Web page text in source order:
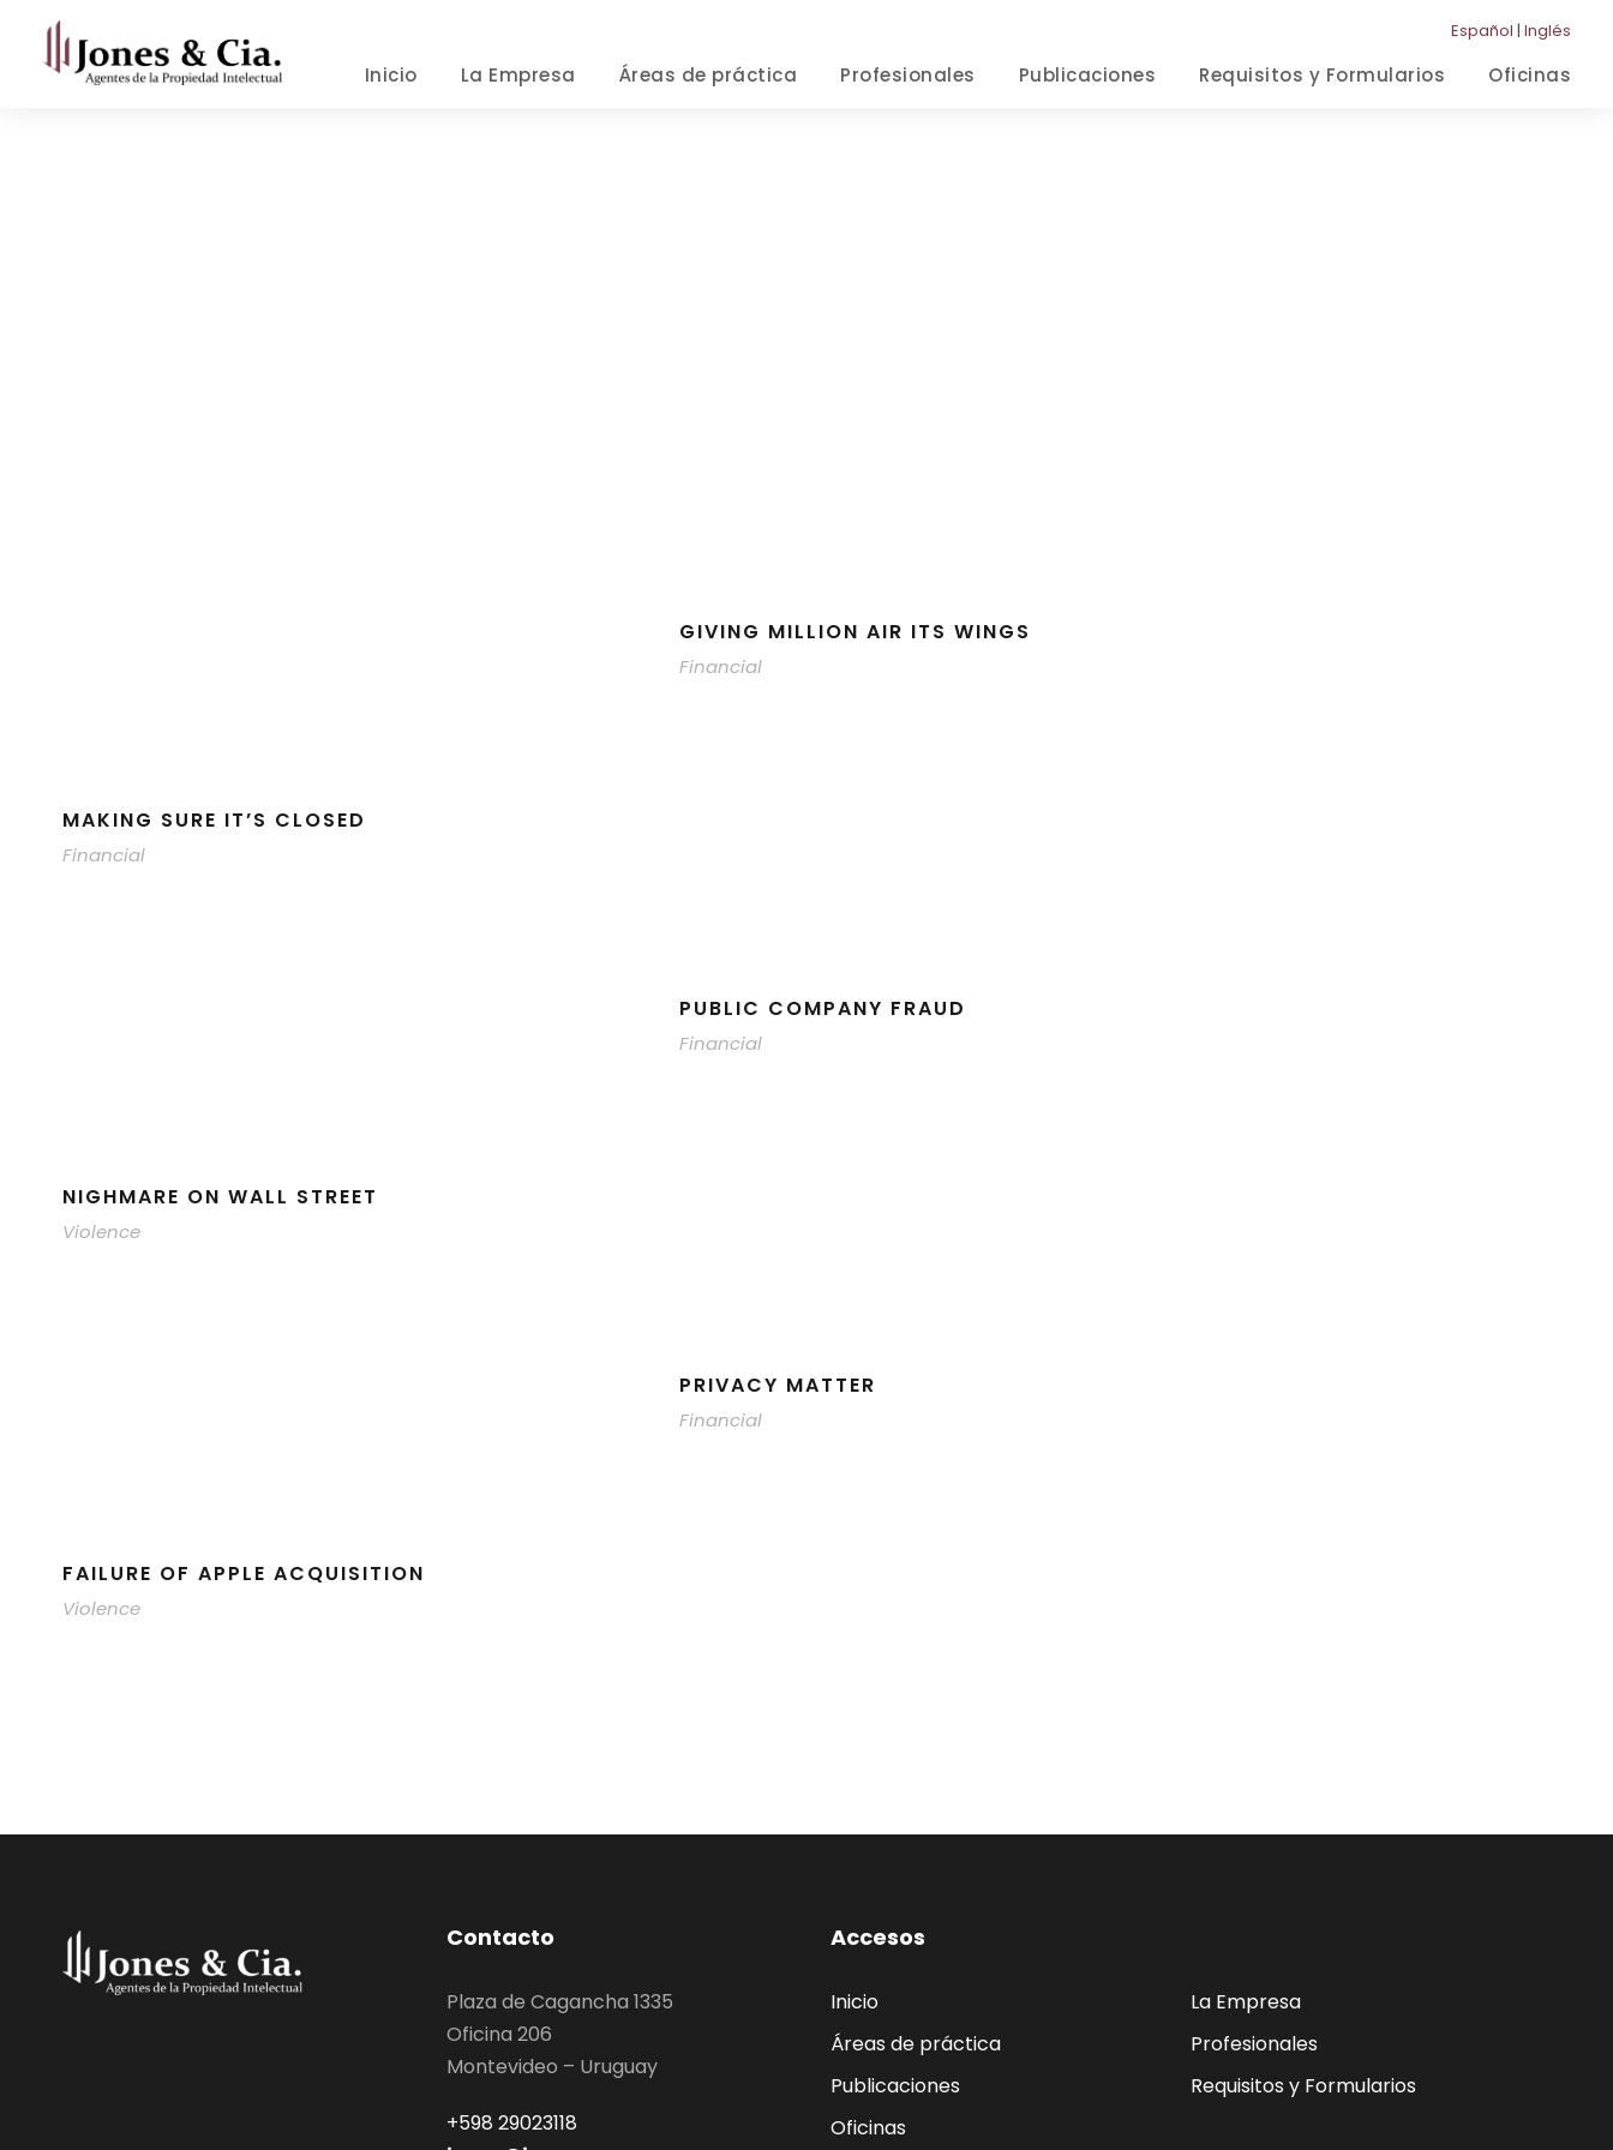
Inicio La Empresa Áreas de práctica Profesionales Publicaciones Requisitos y Formularios Oficinas
Español | Inglés
GIVING MILLION AIR ITS WINGS
Financial
MAKING SURE IT’S CLOSED
Financial
PUBLIC COMPANY FRAUD
Financial
NIGHMARE ON WALL STREET
Violence
PRIVACY MATTER
Financial
FAILURE OF APPLE ACQUISITION
Violence
Contacto
Plaza de Cagancha 1335
Oficina 206
Montevideo – Uruguay
+598 29023118
Accesos
Inicio
La Empresa
Áreas de práctica
Profesionales
Publicaciones
Requisitos y Formularios
Oficinas